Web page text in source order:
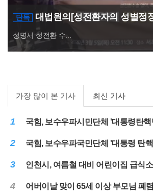
단독
대법원의[성전환자의 성별정
개정]의 문제점 규탄집회
성명서 성전환 수...
가장 많이 본 기사 최신 기사
1 국힘, 보수우파시민단체 '대통령탄
2 국힘, 보수우파국민단체 '대통령 탄핵
3 인천시, 여름철 대비 어린이집 급식소 393개
4 어버이날 맞이 65세 이상 부모님 폐렴구